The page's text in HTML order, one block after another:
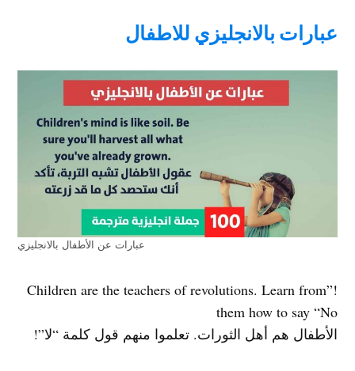
عبارات بالانجليزي للاطفال
عبارات عن الأطفال بالانجليزي
!”Children are the teachers of revolutions. Learn from
them how to say “No
الأطفال هم أهل الثورات. تعلموا منهم قول كلمة “لا”!